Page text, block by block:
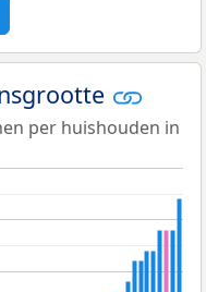
per huishouden in